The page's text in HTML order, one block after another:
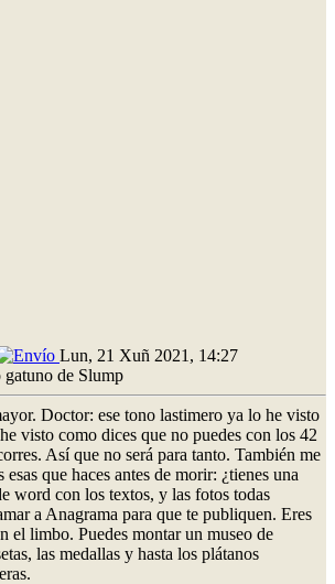
Lun, 21 Xuñ 2021, 14:27
de Slump
Doctor: ese tono lastimero ya lo he visto
visto como dices que no puedes con los 42
Así que no será para tanto. También me
esas que haces antes de morir: ¿tienes una
word con los textos, y las fotos todas
a Anagrama para que te publiquen. Eres
el limbo. Puedes montar un museo de
las medallas y hasta los plátanos